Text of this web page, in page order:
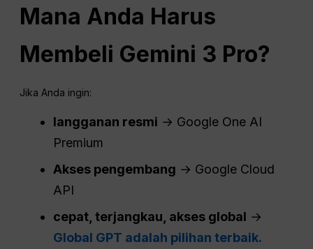
Mana Anda Harus
Membeli Gemini 3 Pro?
Jika Anda ingin:
langganan resmi → Google One AI
Premium
Akses pengembang → Google Cloud
API
cepat , terjangkau, akses global →
Global GPT adalah pilihan terbaik.